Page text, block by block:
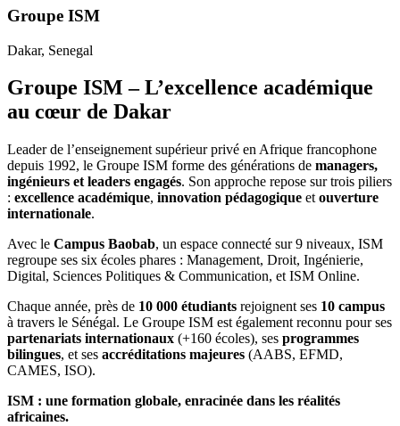
Groupe ISM
Dakar, Senegal
Groupe ISM – L’excellence académique
au cœur de Dakar
Leader de l’enseignement supérieur privé en Afrique francophone
depuis 1992, le Groupe ISM forme des générations de managers,
ingénieurs et leaders engagés. Son approche repose sur trois piliers
: excellence académique, innovation pédagogique et ouverture
internationale.
Avec le Campus Baobab, un espace connecté sur 9 niveaux, ISM
regroupe ses six écoles phares : Management, Droit, Ingénierie,
Digital, Sciences Politiques & Communication, et ISM Online.
Chaque année, près de 10 000 étudiants rejoignent ses 10 campus
à travers le Sénégal. Le Groupe ISM est également reconnu pour ses
partenariats internationaux (+160 écoles), ses programmes
bilingues, et ses accréditations majeures (AABS, EFMD,
CAMES, ISO).
ISM : une formation globale, enracinée dans les réalités
africaines.